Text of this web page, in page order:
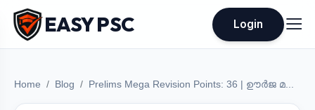
EASY PSC Login
Home Blog Prelims Mega Revision Points: 36 | ഊർജ മ...